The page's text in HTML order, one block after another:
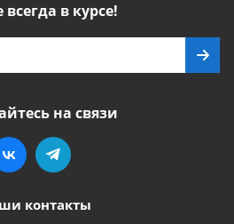
всегда в курсе!
на связи
контакты